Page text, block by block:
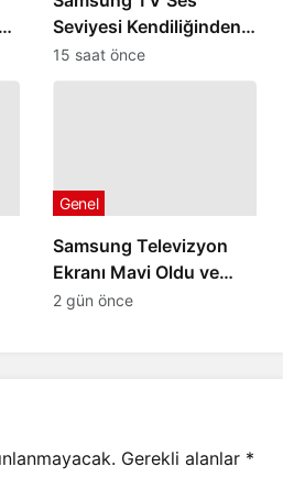
Seviyesi Kendiliğinden
Artıp Azalıyorsa
15 saat önce
Samsung Televizyon
Ekranı Mavi Oldu ve
Düzelmiyorsa
Genel
2 gün önce
Gerekli alanlar *